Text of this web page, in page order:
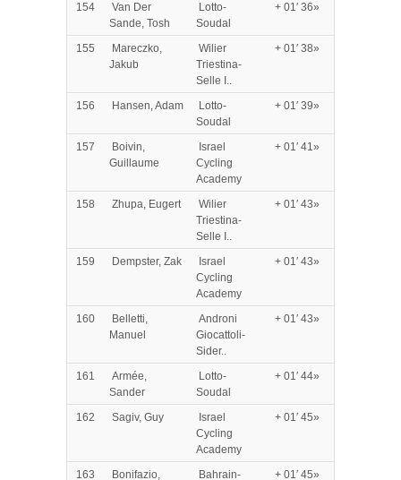
154
Van Der
Sande, Tosh
Lotto-
Soudal
+ 01′ 36»
155
Mareczko,
Jakub
Wilier
Triestina-
Selle I..
+ 01′ 38»
156 Hansen, Adam
Lotto-
Soudal
+ 01′ 39»
157
Boivin,
Guillaume
Israel
Cycling
Academy
+ 01′ 41»
158 Zhupa, Eugert
Wilier
Triestina-
Selle I..
+ 01′ 43»
159 Dempster, Zak
Israel
Cycling
Academy
+ 01′ 43»
160
Belletti,
Manuel
Androni
Giocattoli-
Sider..
+ 01′ 43»
161
Armée,
Sander
Lotto-
Soudal
+ 01′ 44»
162 Sagiv, Guy
Israel
Cycling
Academy
+ 01′ 45»
163
Bonifazio,
Bahrain-
+ 01′ 45»